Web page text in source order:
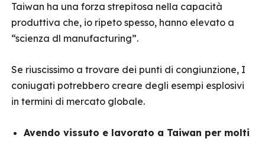
Taiwan ha una forza strepitosa nella capacità
produttiva che, io ripeto spesso, hanno elevato a
“scienza dl manufacturing”.
Se riuscissimo a trovare dei punti di congiunzione, I
coniugati potrebbero creare degli esempi esplosivi
in termini di mercato globale.
Avendo vissuto e lavorato a Taiwan per molti